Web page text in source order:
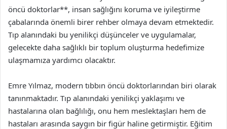
öncü doktorlar**, insan sağlığını koruma ve iyileştirme
çabalarında önemli birer rehber olmaya devam etmektedir.
Tıp alanındaki bu yenilikçi düşünceler ve uygulamalar,
gelecekte daha sağlıklı bir toplum oluşturma hedefimize
ulaşmamıza yardımcı olacaktır.
Emre Yılmaz, modern tıbbın öncü doktorlarından biri olarak
tanınmaktadır. Tıp alanındaki yenilikçi yaklaşımı ve
hastalarına olan bağlılığı, onu hem meslektaşları hem de
hastaları arasında saygın bir figür haline getirmiştir. Eğitim